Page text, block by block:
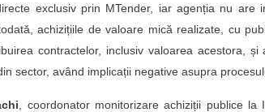
exclusiv prin MTender, iar agenția nu
achizițiile de valoare mică realizate, cu
contractelor, inclusiv valoarea acestora,
sector, având implicații negative asupra
, coordonator monitorizare achiziții publice